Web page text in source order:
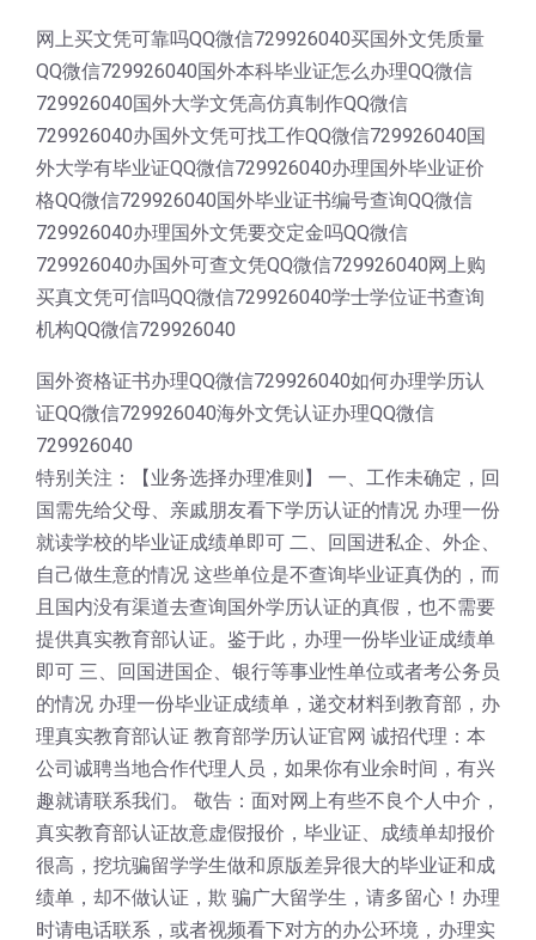
网上买文凭可靠吗QQ微信729926040买国外文凭质量
QQ微信729926040国外本科毕业证怎么办理QQ微信
729926040国外大学文凭高仿真制作QQ微信
729926040办国外文凭可找工作QQ微信729926040国
外大学有毕业证QQ微信729926040办理国外毕业证价
格QQ微信729926040国外毕业证书编号查询QQ微信
729926040办理国外文凭要交定金吗QQ微信
729926040办国外可查文凭QQ微信729926040网上购
买真文凭可信吗QQ微信729926040学士学位证书查询
机构QQ微信729926040
国外资格证书办理QQ微信729926040如何办理学历认
证QQ微信729926040海外文凭认证办理QQ微信
729926040
特别关注：【业务选择办理准则】 一、工作未确定，回
国需先给父母、亲戚朋友看下学历认证的情况 办理一份
就读学校的毕业证成绩单即可 二、回国进私企、外企、
自己做生意的情况 这些单位是不查询毕业证真伪的，而
且国内没有渠道去查询国外学历认证的真假，也不需要
提供真实教育部认证。鉴于此，办理一份毕业证成绩单
即可 三、回国进国企、银行等事业性单位或者考公务员
的情况 办理一份毕业证成绩单，递交材料到教育部，办
理真实教育部认证 教育部学历认证官网 诚招代理：本
公司诚聘当地合作代理人员，如果你有业余时间，有兴
趣就请联系我们。 敬告：面对网上有些不良个人中介，
真实教育部认证故意虚假报价，毕业证、成绩单却报价
很高，挖坑骗留学学生做和原版差异很大的毕业证和成
绩单，却不做认证，欺 骗广大留学生，请多留心！办理
时请电话联系，或者视频看下对方的办公环境，办理实